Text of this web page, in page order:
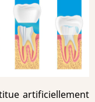
artificiellement